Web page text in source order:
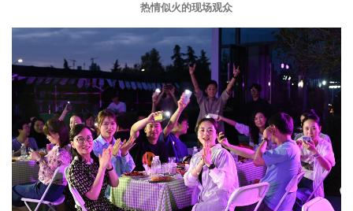
热情似火的现场观众